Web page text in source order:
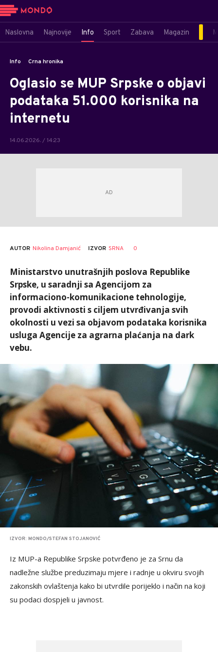
Naslovna Najnovije Info Sport Zabava Magazin
Info Crna hronika
Oglasio se MUP Srpske o objavi
podataka 51.000 korisnika na
internetu
14.06.2026. / 14:23
AUTOR Nikolina Damjanić IZVOR SRNA 0
Ministarstvo unutrašnjih poslova Republike
Srpske, u saradnji sa Agencijom za
informaciono-komunikacione tehnologije,
provodi aktivnosti s ciljem utvrđivanja svih
okolnosti u vezi sa objavom podataka korisnika
usluga Agencije za agrarna plaćanja na dark
vebu.
IZVOR: MONDO/STEFAN STOJANOVIĆ
Iz MUP-a Republike Srpske potvrđeno je za Srnu da
nadležne službe preduzimaju mjere i radnje u okviru svojih
zakonskih ovlaštenja kako bi utvrdile porijeklo i način na koji
su podaci dospjeli u javnost.